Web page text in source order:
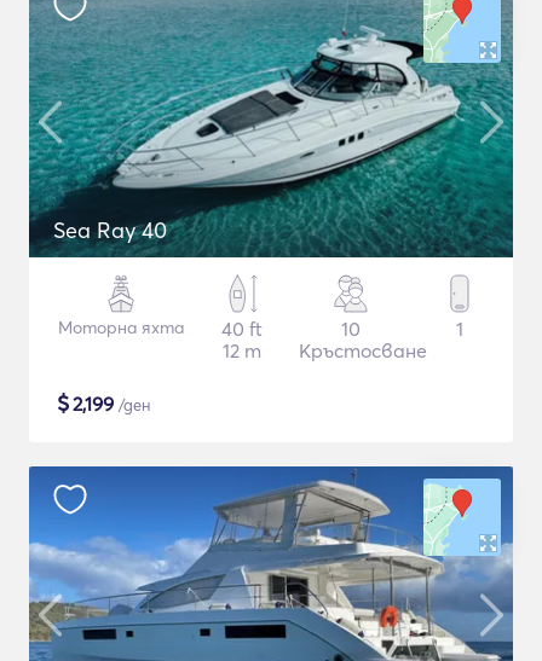
Sea Ray 40
Моторна яхта
40 ft
12 m
10
Кръстосване
1
$2,199 /ден